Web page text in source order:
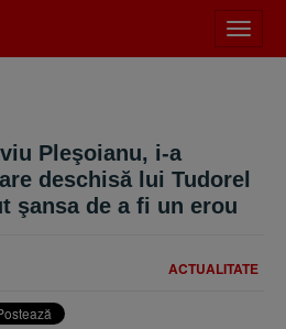
meniu
Pleşoianu, i-a
deschisă lui Tudorel
şansa de a fi un erou
ACTUALITATE